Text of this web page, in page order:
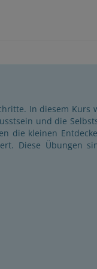
In diesem
und die
die kleinen
Diese Übungen